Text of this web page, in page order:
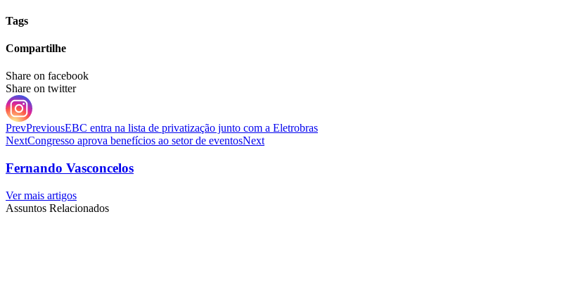
Tags
Compartilhe
Share on facebook
Share on twitter
PrevPreviousEBC entra na lista de privatização junto com a Eletrobras
NextCongresso aprova benefícios ao setor de eventosNext
Fernando Vasconcelos
Ver mais artigos
Assuntos Relacionados